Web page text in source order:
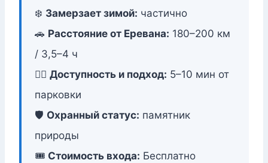
❄️ Замерзает зимой: частично
🚗 Расстояние от Еревана: 180–200 км
/ 3,5–4 ч
🚶‍♂️ Доступность и подход: 5–10 мин от
парковки
🛡️ Охранный статус: памятник
природы
🎟️ Стоимость входа: Бесплатно